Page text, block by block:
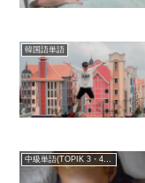
韓国語単語